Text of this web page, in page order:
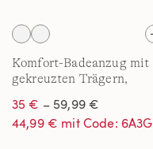
Komfort-Badeanzug mit
gekreuzten Trägern,
D-Cup
35 € – 59,99 €
44,99 € mit Code: 6A3G